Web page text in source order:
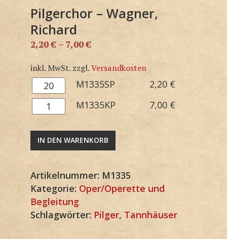
Pilgerchor – Wagner,
Richard
2,20€ – 7,00€
inkl. MwSt. zzgl.Versandkosten
M1335SP
Menge
M1335SP 2,20 €
M1335KP
Menge
M1335KP 7,00 €
IN DEN WARENKORB
Artikelnummer: M1335
Kategorie: Oper/Operette und
Begleitung
Schlagwörter: Pilger, Tannhäuser